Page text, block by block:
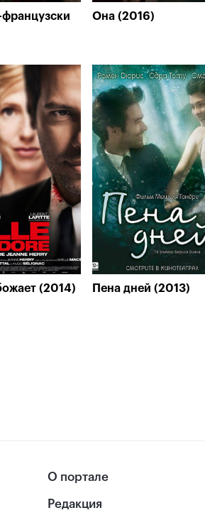
французски
Она (2016)
(2014) Пена дней (2013)
О портале
Редакция